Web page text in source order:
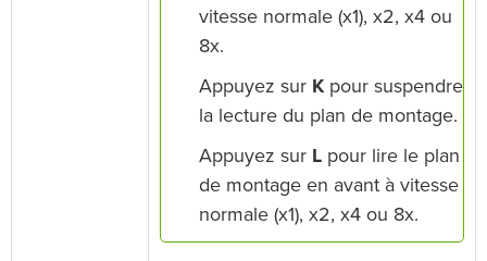
vitesse normale (x1), x2, x4 ou
8x.
Appuyez sur K pour suspendre
la lecture du plan de montage.
Appuyez sur L pour lire le plan
de montage en avant à vitesse
normale (x1), x2, x4 ou 8x.